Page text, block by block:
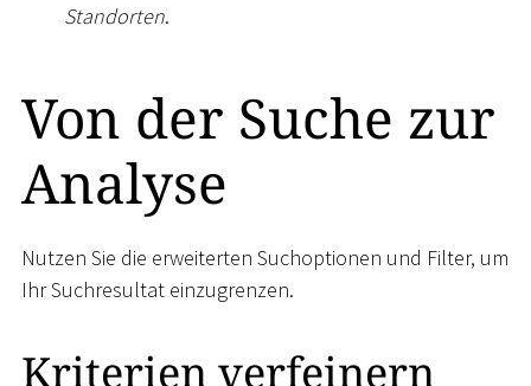
Standorten.
Von der Suche zur
Analyse
Nutzen Sie die erweiterten Suchoptionen und Filter, um
Ihr Suchresultat einzugrenzen.
Kriterien verfeinern